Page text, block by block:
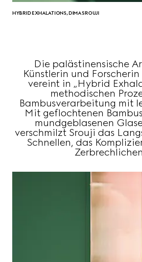
HYBRID EXHALATIONS, DIMA SROUJI
Die palästinensische
Künstlerin und
vereint in „Hybrid
methodischen
Bambusverarbeitung mit
Mit geflochtenen
mundgeblasenen
verschmilzt Srouji das
Schnellen, das